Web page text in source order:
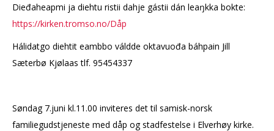
Dieđaheapmi ja diehtu ristii dahje gástii dán leaŋkka bokte:
https://kirken.tromso.no/Dåp
Hálidatgo diehtit eambbo váldde oktavuođa báhpain Jill
Sæterbø Kjølaas tlf. 95454337
Søndag 7.juni kl.11.00 inviteres det til samisk-norsk
familiegudstjeneste med dåp og stadfestelse i Elverhøy kirke.